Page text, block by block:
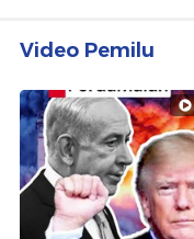
Video Pemilu